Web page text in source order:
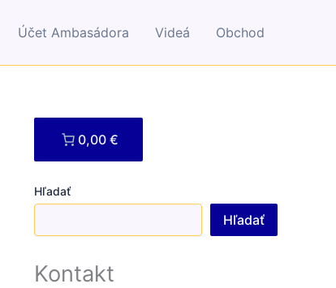
Účet Ambasádora Videá Obchod
0,00 €
Hľadať
Hľadať
Kontakt